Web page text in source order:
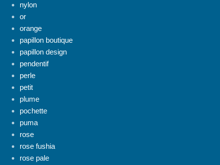
nylon
or
orange
papillon boutique
papillon design
pendentif
perle
petit
plume
pochette
puma
rose
rose fushia
rose pale